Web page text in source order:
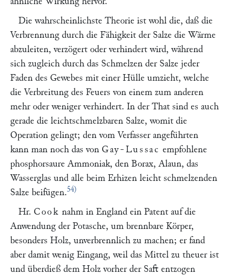
Die wahrscheinlichste Theorie ist wohl die, daß die
Verbrennung durch die Fähigkeit der Salze die Wärme
abzuleiten, verzögert oder verhindert wird, während
sich zugleich durch das Schmelzen der Salze jeder
Faden des Gewebes mit einer Hülle umzieht, welche
die Verbreitung des Feuers von einem zum anderen
mehr oder weniger verhindert. In der That sind es auch
gerade die leichtschmelzbaren Salze, womit die
Operation gelingt; den vom Verfasser angeführten
kann man noch das von Gay-Lussac empfohlene
phosphorsaure Ammoniak, den Borax, Alaun, das
Wasserglas und alle beim Erhizen leicht schmelzenden
Salze beifügen.54)
Hr. Cook nahm in England ein Patent auf die
Anwendung der Potasche, um brennbare Körper,
besonders Holz, unverbrennlich zu machen; er fand
aber damit wenig Eingang, weil das Mittel zu theuer ist
und überdieß dem Holz vorher der Saft entzogen